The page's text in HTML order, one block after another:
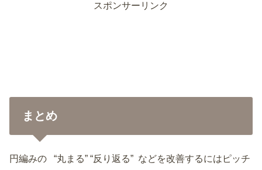
スポンサーリンク
まとめ
円編みの “丸まる” “反り返る” などを改善するにはピッチ